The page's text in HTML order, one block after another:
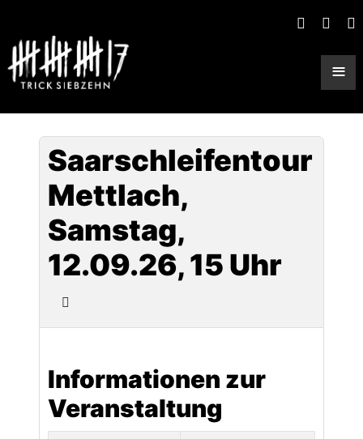
≡
Saarschleifentour
Mettlach,
Samstag,
12.09.26, 15 Uhr
Informationen zur
Veranstaltung